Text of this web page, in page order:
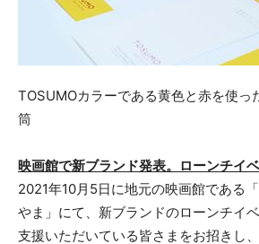
TOSUMOカラーである黄色と赤を使っ
筒
映画館で新ブランド発表。ローンチイ
2021年10月5日に地元の映画館である
やま」にて、新ブランドのローンチイ
支援いただいている皆さまをお招きし